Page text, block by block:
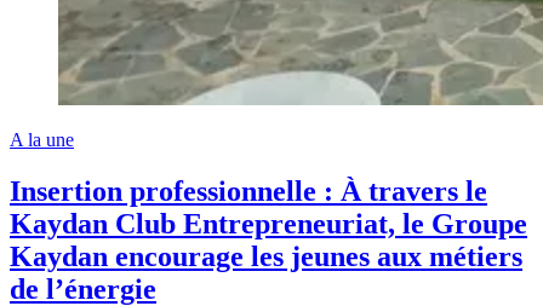
A la une
Insertion professionnelle : À travers le
Kaydan Club Entrepreneuriat, le Groupe
Kaydan encourage les jeunes aux métiers
de l’énergie